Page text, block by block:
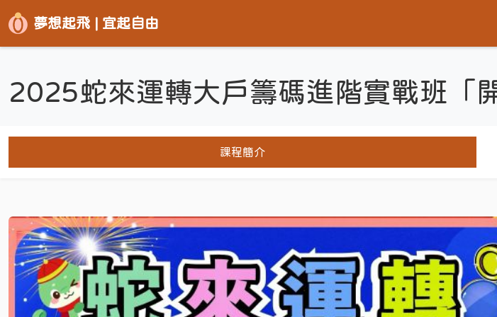
夢想起飛 | 宜起自由
2025蛇來運轉大戶籌碼進階實戰班「
課程簡介